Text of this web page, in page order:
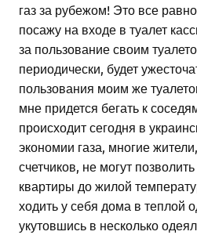
газ за рубежом! Это все
посажу на входе в туалет
за пользование своим
периодически, будет
пользования моим же
мне придется бегать к
происходит сегодня в
экономии газа, многие
счетчиков, не могут
квартиры до жилой
ходить у себя дома в теплой
укутовшись в несколько